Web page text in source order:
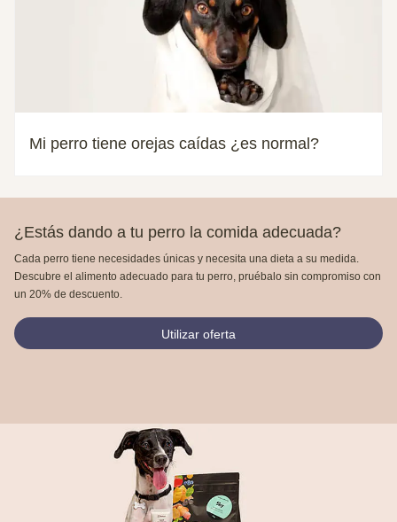
Mi perro tiene orejas caídas ¿es normal?
¿Estás dando a tu perro la comida adecuada?
Cada perro tiene necesidades únicas y necesita una dieta a su medida.
Descubre el alimento adecuado para tu perro, pruébalo sin compromiso con
un 20% de descuento.
Utilizar oferta